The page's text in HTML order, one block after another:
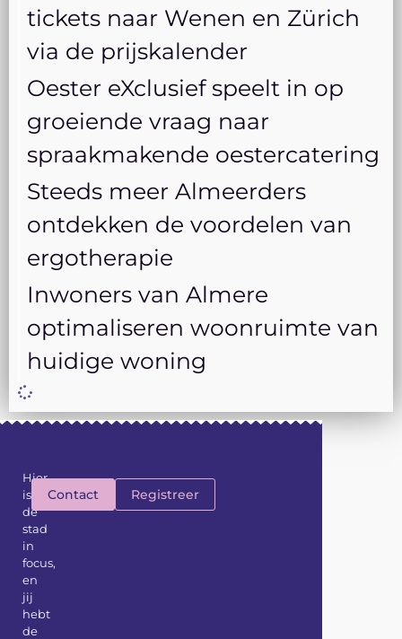
tickets naar Wenen en Zürich
via de prijskalender
Oester eXclusief speelt in op
groeiende vraag naar
spraakmakende oestercatering
Steeds meer Almeerders
ontdekken de voordelen van
ergotherapie
Inwoners van Almere
optimaliseren woonruimte van
huidige woning
Hier
is
de
stad
in
focus,
en
jij
hebt
de
Contact Registreer